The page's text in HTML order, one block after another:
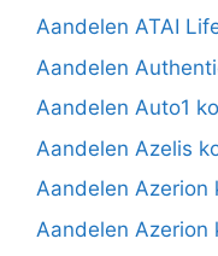
Aandelen ATAI
Aandelen
Aandelen Auto1
Aandelen Azelis
Aandelen Azerion
Aandelen Azerion